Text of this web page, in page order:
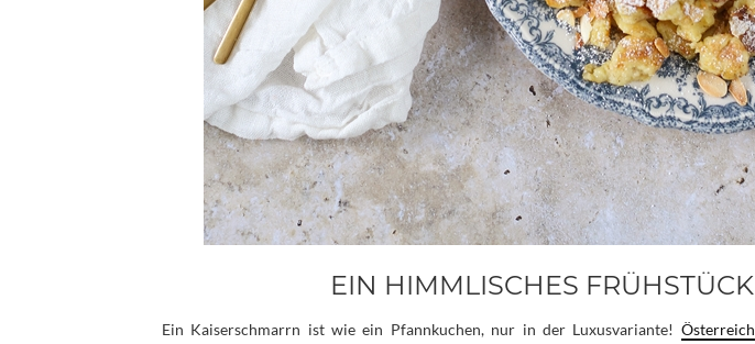
EIN HIMMLISCHES FRÜHSTÜCK
Ein Kaiserschmarrn ist wie ein Pfannkuchen, nur in der Luxusvariante! Österreich